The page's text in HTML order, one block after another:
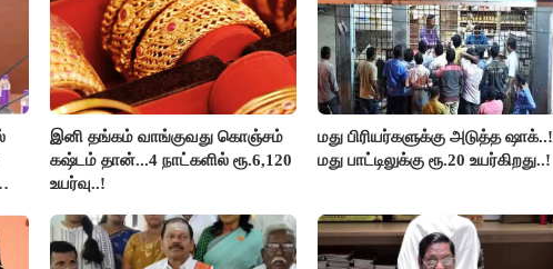
இனி தங்கம் வாங்குவது கொஞ்சம்
கஷ்டம் தான்...4 நாட்களில் ரூ.6,120
உயர்வு..!
மது பிரியர்களுக்கு அடுத்த ஷாக்..!
மது பாட்டிலுக்கு ரூ.20 உயர்கிறது..!